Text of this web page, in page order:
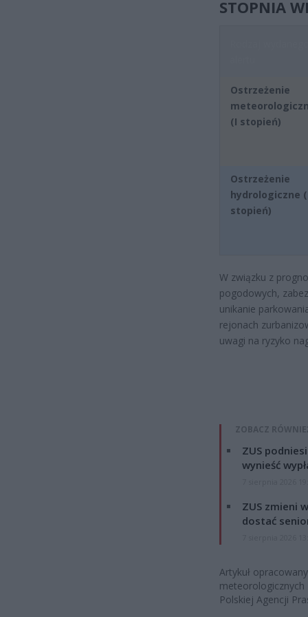
STOPNIA
Ostrzeżenie
(I stopień)
Ostrzeżenie
hydrologiczne
stopień)
W związku z
pogodowych,
unikanie
rejonach
uwagi na ryzyko
ZOBACZ
ZUS
wynieść
ZUS zmieni
dostać
Artykuł
Polskiej Agencji